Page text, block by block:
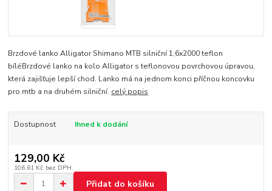
Brzdové lanko Alligator Shimano MTB silniční 1,6x2000 teflon
bíléBrzdové lanko na kolo Alligator s teflonovou povrchovou úpravou,
která zajišťuje lepší chod. Lanko má na jednom konci příčnou koncovku
pro mtb a na druhém silniční. celý popis
Dostupnost Ihned k dodání
129,00 Kč
106,61 Kč bez DPH
Přidat do košíku